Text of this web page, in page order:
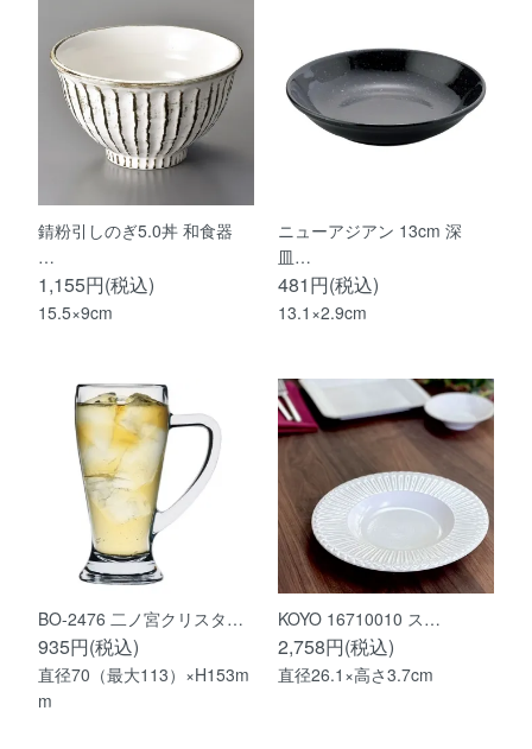
錆粉引しのぎ5.0丼 和食器
…
1,155円(税込)
15.5×9cm
ニューアジアン 13cm 深
皿…
481円(税込)
13.1×2.9cm
BO-2476 二ノ宮クリスタ…
935円(税込)
直径70（最大113）×H153m
m
KOYO 16710010 ス…
2,758円(税込)
直径26.1×高さ3.7cm